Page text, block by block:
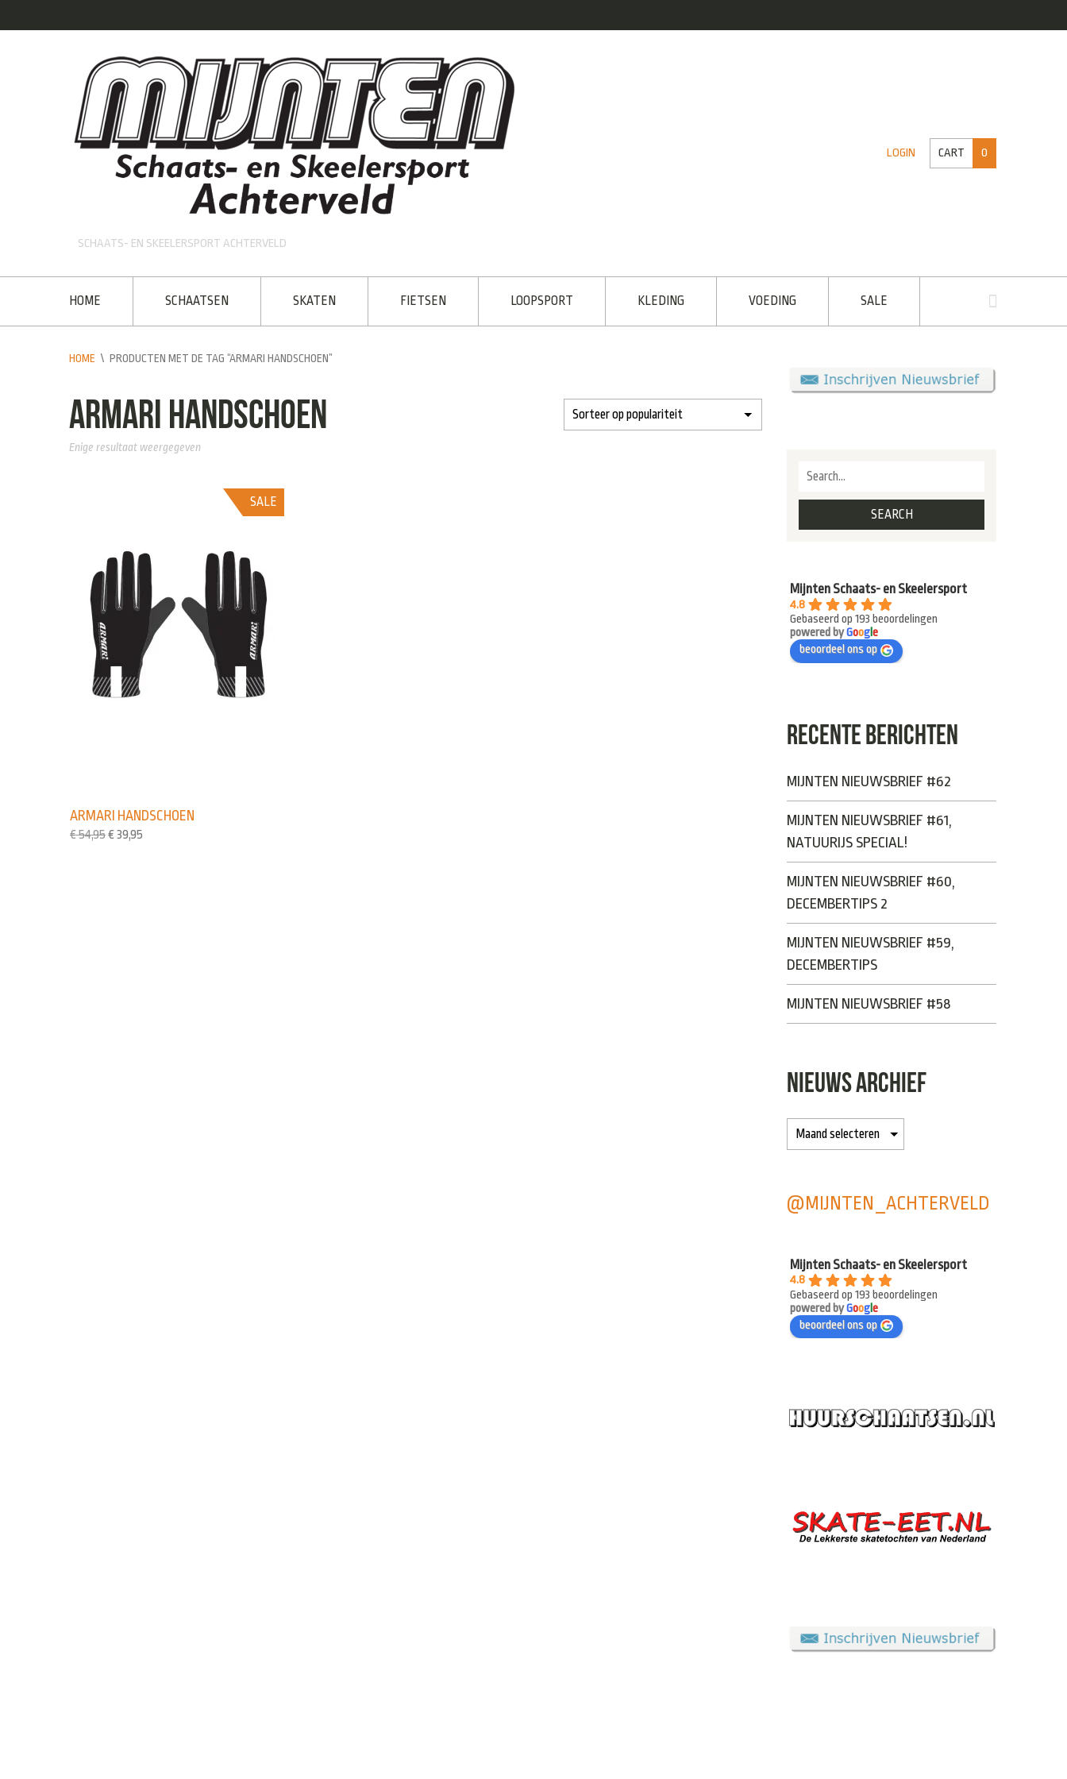
SCHAATS- EN SKEELERSPORT ACHTERVELD
LOGIN CART 0
HOME SCHAATSEN SKATEN FIETSEN LOOPSPORT KLEDING VOEDING SALE
HOME \ PRODUCTEN MET DE TAG “ARMARI HANDSCHOEN”
armari handschoen
Enige resultaat weergegeven
SALE
ARMARI HANDSCHOEN
€54,95€ 39,95
Mijnten Schaats- en Skeelersport
4.8
Gebaseerd op 193 beoordelingen
powered byGoogle
beoordeel ons op
RECENTE BERICHTEN
MIJNTEN NIEUWSBRIEF #62
MIJNTEN NIEUWSBRIEF #61,
NATUURIJS SPECIAL!
MIJNTEN NIEUWSBRIEF #60,
DECEMBERTIPS 2
MIJNTEN NIEUWSBRIEF #59,
DECEMBERTIPS
MIJNTEN NIEUWSBRIEF #58
NIEUWS ARCHIEF
@MIJNTEN_ACHTERVELD
Mijnten Schaats- en Skeelersport
4.8
Gebaseerd op 193 beoordelingen
powered byGoogle
beoordeel ons op